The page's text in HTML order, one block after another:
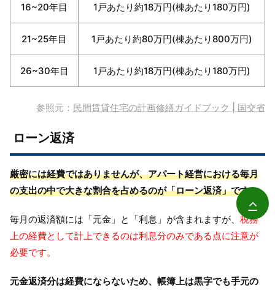
16~20年目 1戸あたり約18万円(棟あたり180万円)
21~25年目 1戸あたり約80万円(棟あたり800万円)
26~30年目 1戸あたり約18万円(棟あたり180万円)
参照元： 民間賃貸住宅の計画修繕ガイドブック | 国交省
ローン返済
厳密には経費ではありませんが、アパート経営における毎月
の支出の中で大きな割合を占めるのが「ローン返済」です。
毎月の返済額には「元金」と「利息」が含まれますが、 税務
上の経費として計上できるのは利息分のみである点に注意が
必要です。
元金返済分は経費にならないため、帳簿上は黒字でも手元の